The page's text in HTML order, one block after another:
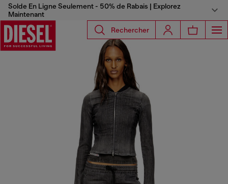
Solde En Ligne Seulement - 50% de Rabais | Explorez
Maintenant
Rechercher